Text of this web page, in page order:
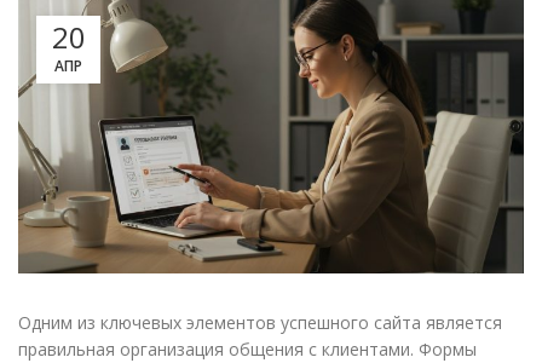
20
АПР
Одним из ключевых элементов успешного сайта является
правильная организация общения с клиентами. Формы